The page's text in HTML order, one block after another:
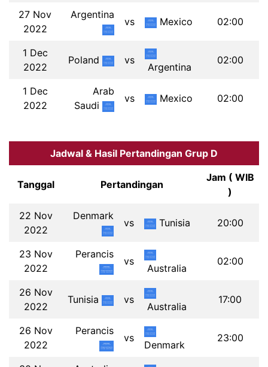
27 Nov
2022
Argentina
vs Mexico 02:00
1 Dec
2022
Poland vs
Argentina
02:00
1 Dec
2022
Arab
Saudi
vs Mexico 02:00
Jadwal & Hasil Pertandingan Grup D
Tanggal Pertandingan
Jam ( WIB
)
22 Nov
2022
Denmark
vs Tunisia 20:00
23 Nov
2022
Perancis
vs
Australia
02:00
26 Nov
2022
Tunisia vs
Australia
17:00
26 Nov
2022
Perancis
vs
Denmark
23:00